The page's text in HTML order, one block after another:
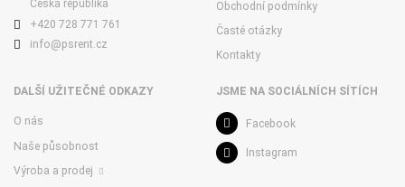
Česká republika
+420 728 771 761
info@psrent.cz
Obchodní podmínky
Časté otázky
Kontakty
DALŠÍ UŽITEČNÉ ODKAZY
O nás
Naše působnost
Výroba a prodej
JSME NA SOCIÁLNÍCH SÍTÍCH
Facebook
Instagram